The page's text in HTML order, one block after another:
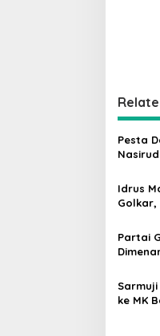
Pesta
Idrus
Partai
ke MK